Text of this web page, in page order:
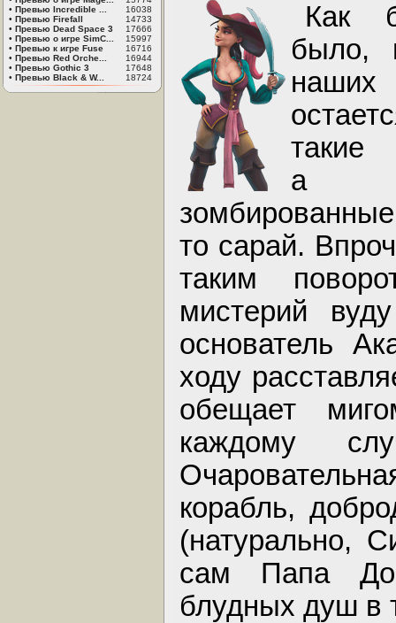
• Превью Incredible ...
16038
• Превью Firefall
14733
• Превью Dead Space 3
17666
• Превью о игре SimC...
15997
• Превью к игре Fuse
16716
• Превью Red Orche...
16944
• Превью Gothic 3
17648
• Превью Black & W... 18724
Как
было,
наших
такие
а
то сарай.
таким
мистерий
основатель
ходу
обещает
каждому
корабль,
(натурально,
сам Папа Док
блудных душ в